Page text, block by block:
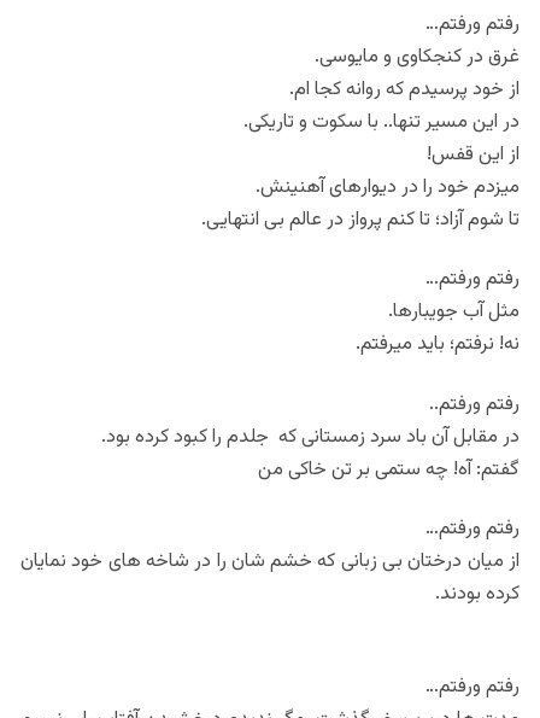
رفتم ورفتم…
غرق در کنجکاوی و مایوسی.
از خود پرسیدم که روانه کجا ام.
در این مسیر تنها.. با سکوت و تاریکی.
از این قفس!
میزدم خود را در دیوارهای آهنینش.
تا شوم آزاد؛ تا کنم پرواز در عالم بی انتهایی.
رفتم ورفتم…
مثل آب جویبارها.
نه! نرفتم؛ باید میرفتم.
رفتم ورفتم..
در مقابل آن باد سرد زمستانی که جلدم را کبود کرده بود.
گفتم: آه! چه ستمی بر تن خاکی من
رفتم ورفتم…
از میان درختان بی زبانی که خشم شان را در شاخه های خود نمایان
کرده بودند.
رفتم ورفتم…